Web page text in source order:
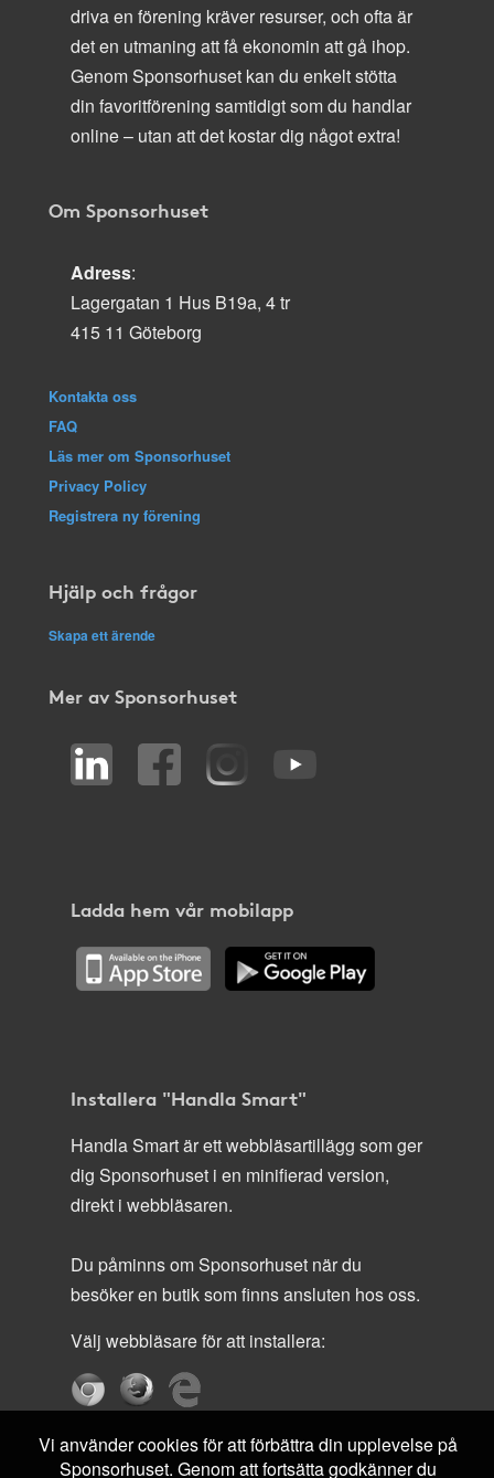
driva en förening kräver resurser, och ofta är
det en utmaning att få ekonomin att gå ihop.
Genom Sponsorhuset kan du enkelt stötta
din favoritförening samtidigt som du handlar
online – utan att det kostar dig något extra!
Om Sponsorhuset
Adress:
Lagergatan 1 Hus B19a, 4 tr
415 11 Göteborg
Kontakta oss
FAQ
Läs mer om Sponsorhuset
Privacy Policy
Registrera ny förening
Hjälp och frågor
Skapa ett ärende
Mer av Sponsorhuset
Ladda hem vår mobilapp
Installera "Handla Smart"
Handla Smart är ett webbläsartillägg som ger
dig Sponsorhuset i en minifierad version,
direkt i webbläsaren.
Du påminns om Sponsorhuset när du
besöker en butik som finns ansluten hos oss.
Välj webbläsare för att installera:
Vi använder cookies för att förbättra din upplevelse på
Sponsorhuset. Genom att fortsätta godkänner du